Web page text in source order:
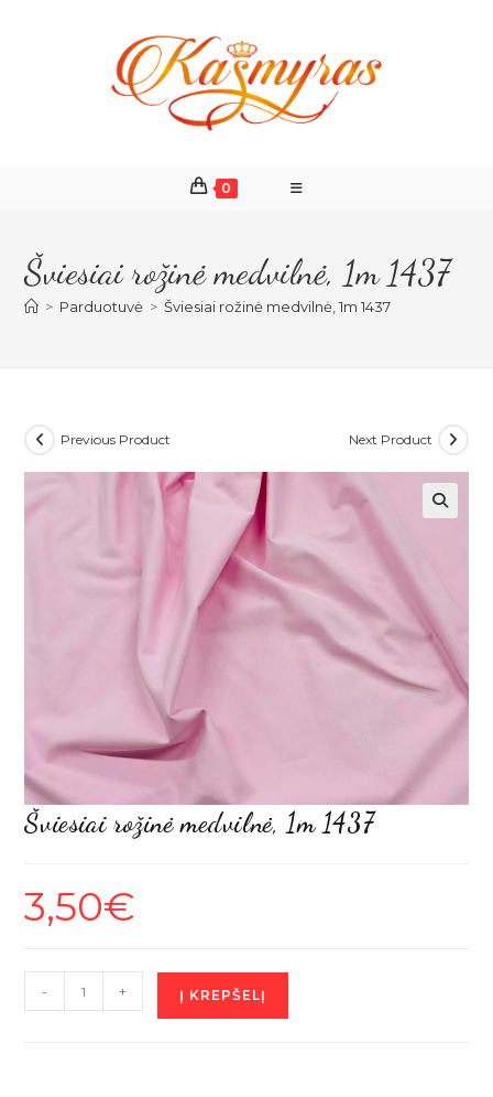
0
Šviesiai rožinė medvilnė, 1m 1437
> Parduotuvė > Šviesiai rožinė medvilnė, 1m 1437
Previous Product Next Product
Šviesiai rožinė medvilnė, 1m 1437
3,50€
produkto
kiekis:
- + Į KREPŠELĮ